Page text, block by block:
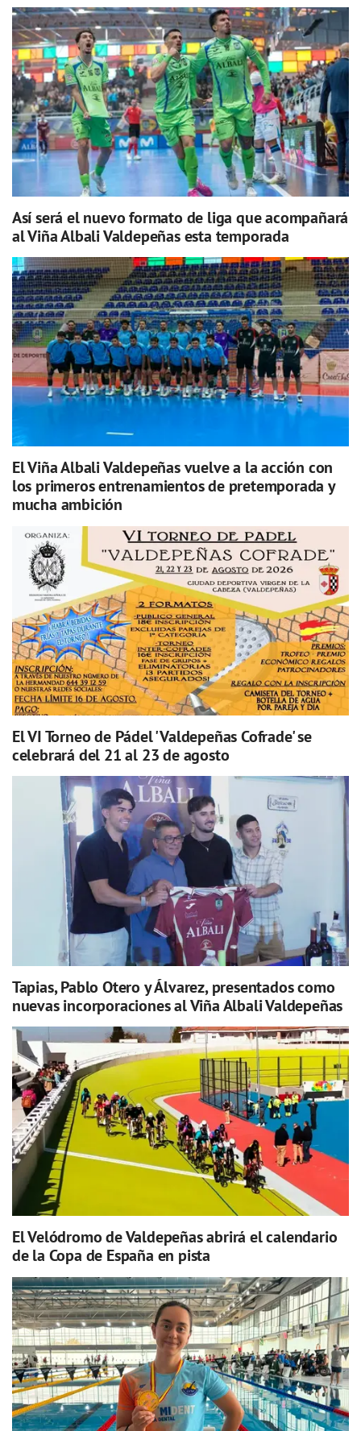
Así será el nuevo formato de liga que acompañará
al Viña Albali Valdepeñas esta temporada
El Viña Albali Valdepeñas vuelve a la acción con
los primeros entrenamientos de pretemporada y
mucha ambición
El VI Torneo de Pádel 'Valdepeñas Cofrade' se
celebrará del 21 al 23 de agosto
Tapias, Pablo Otero y Álvarez, presentados como
nuevas incorporaciones al Viña Albali Valdepeñas
El Velódromo de Valdepeñas abrirá el calendario
de la Copa de España en pista